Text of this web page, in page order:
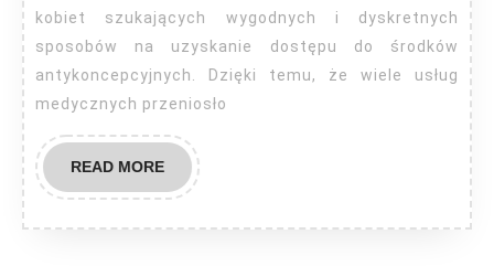
kobiet szukających wygodnych i dyskretnych
sposobów na uzyskanie dostępu do środków
antykoncepcyjnych. Dzięki temu, że wiele usług
medycznych przeniosło
READ MOREREAD
MORE